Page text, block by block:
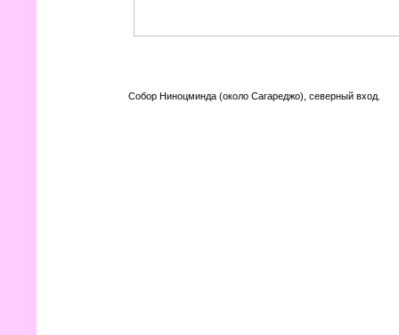
Собор Ниноцминда (около Сагареджо), северный вход.